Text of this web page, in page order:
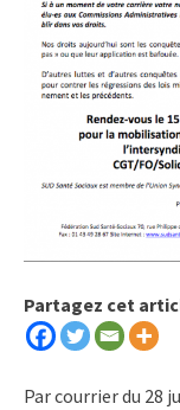
Partagez cet
Par courrier du 28